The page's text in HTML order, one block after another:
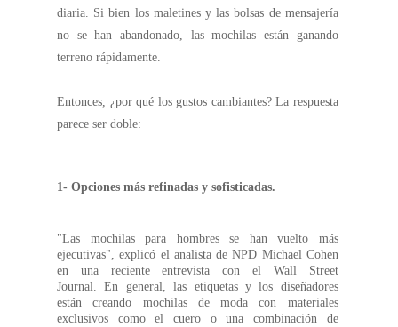
diaria. Si bien los maletines y las bolsas de mensajería
no se han abandonado, las mochilas están ganando
terreno rápidamente.
Entonces, ¿por qué los gustos cambiantes?La respuesta
parece ser doble:
1- Opciones más refinadas y sofisticadas.
"Las mochilas para hombres se han vuelto más
ejecutivas", explicó el analista de NPD Michael Cohen
en una reciente entrevista con el Wall Street
Journal.En general, las etiquetas y los diseñadores
están creando mochilas de moda con materiales
exclusivos como el cuero o una combinación de